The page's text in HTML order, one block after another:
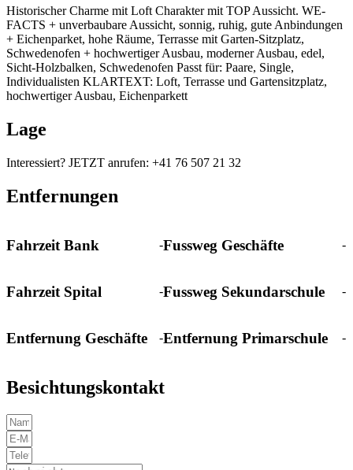
Historischer Charme mit Loft Charakter mit TOP Aussicht. WE-
FACTS + unverbaubare Aussicht, sonnig, ruhig, gute Anbindungen
+ Eichenparket, hohe Räume, Terrasse mit Garten-Sitzplatz,
Schwedenofen + hochwertiger Ausbau, moderner Ausbau, edel,
Sicht-Holzbalken, Schwedenofen Passt für: Paare, Single,
Individualisten KLARTEXT: Loft, Terrasse und Gartensitzplatz,
hochwertiger Ausbau, Eichenparkett
Lage
Interessiert? JETZT anrufen: +41 76 507 21 32
Entfernungen
Fahrzeit Bank -Fussweg Geschäfte -
Fahrzeit Spital -Fussweg Sekundarschule -
Entfernung Geschäfte -Entfernung Primarschule -
Besichtungskontakt